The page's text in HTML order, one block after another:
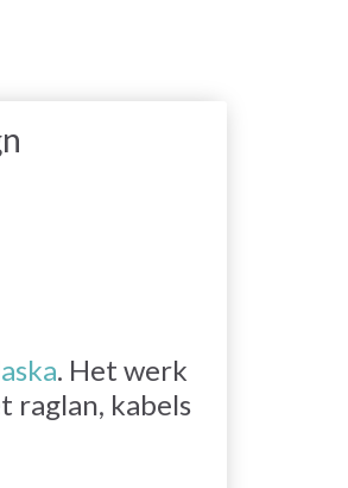
. Het werk
raglan, kabels